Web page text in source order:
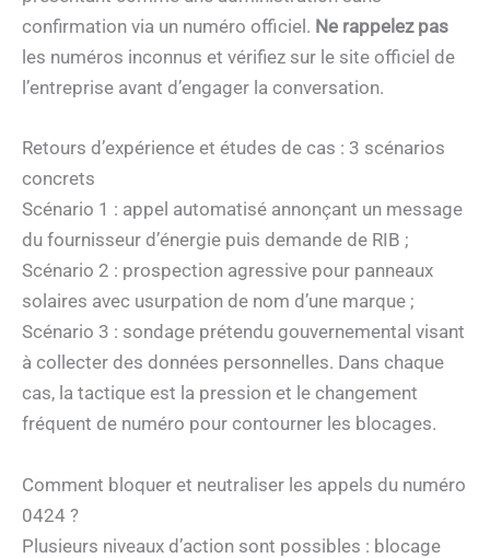
confirmation via un numéro officiel. Ne rappelez pas
les numéros inconnus et vérifiez sur le site officiel de
l’entreprise avant d’engager la conversation.
Retours d’expérience et études de cas : 3 scénarios
concrets
Scénario 1 : appel automatisé annonçant un message
du fournisseur d’énergie puis demande de RIB ;
Scénario 2 : prospection agressive pour panneaux
solaires avec usurpation de nom d’une marque ;
Scénario 3 : sondage prétendu gouvernemental visant
à collecter des données personnelles. Dans chaque
cas, la tactique est la pression et le changement
fréquent de numéro pour contourner les blocages.
Comment bloquer et neutraliser les appels du numéro
0424 ?
Plusieurs niveaux d’action sont possibles : blocage